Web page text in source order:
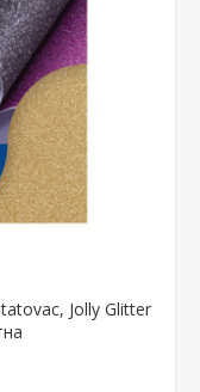
Jolly Glitter